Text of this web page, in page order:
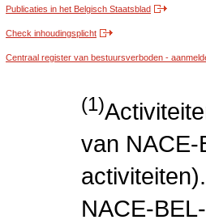
Publicaties in het Belgisch Staatsblad
Check inhoudingsplicht
Centraal register van bestuursverboden -
(1)
van
NACE-